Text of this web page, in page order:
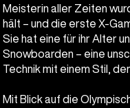
Meisterin aller Zeiten
hält – und die erste X-
Sie hat eine für ihr Alter
Snowboarden – eine
Technik mit einem Stil,
Mit Blick auf die